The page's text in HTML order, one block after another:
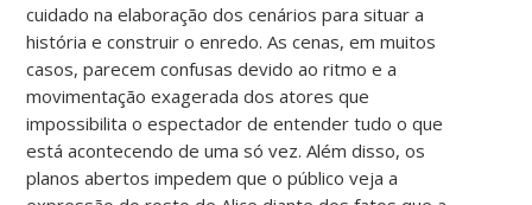
cuidado na elaboração dos cenários para situar a
história e construir o enredo. As cenas, em muitos
casos, parecem confusas devido ao ritmo e a
movimentação exagerada dos atores que
impossibilita o espectador de entender tudo o que
está acontecendo de uma só vez. Além disso, os
planos abertos impedem que o público veja a